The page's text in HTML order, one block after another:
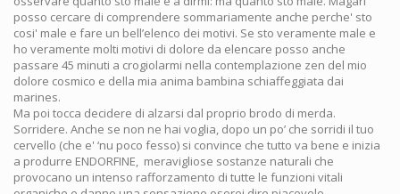
posso cercare di comprendere sommariamente anche perche' sto
cosi' male e fare un bell’elenco dei motivi. Se sto veramente male e
ho veramente molti motivi di dolore da elencare posso anche
passare 45 minuti a crogiolarmi nella contemplazione zen del mio
dolore cosmico e della mia anima bambina schiaffeggiata dai
marines.
Ma poi tocca decidere di alzarsi dal proprio brodo di merda.
Sorridere. Anche se non ne hai voglia, dopo un po’ che sorridi il tuo
cervello (che e' ‘nu poco fesso) si convince che tutto va bene e inizia
a produrre ENDORFINE, meravigliose sostanze naturali che
provocano un intenso rafforzamento di tutte le funzioni vitali